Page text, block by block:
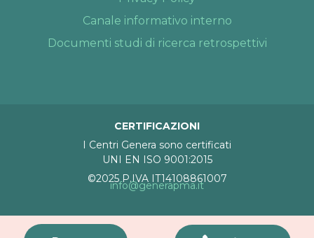
Canale informativo interno
Documenti studi di ricerca retrospettivi
CERTIFICAZIONI
I Centri Genera sono certificati
UNI EN ISO 9001:2015
©2025 P.IVA IT14108861007
info@generapma.it